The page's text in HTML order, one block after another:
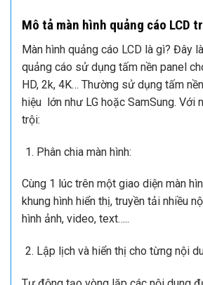
màn hình quảng cáo LCD 49